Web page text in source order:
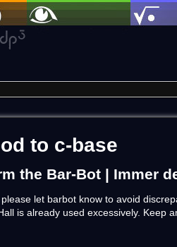
to c-base
the Bar-Bot | Immer
let barbot know to avoid
is already used excessively. Keep